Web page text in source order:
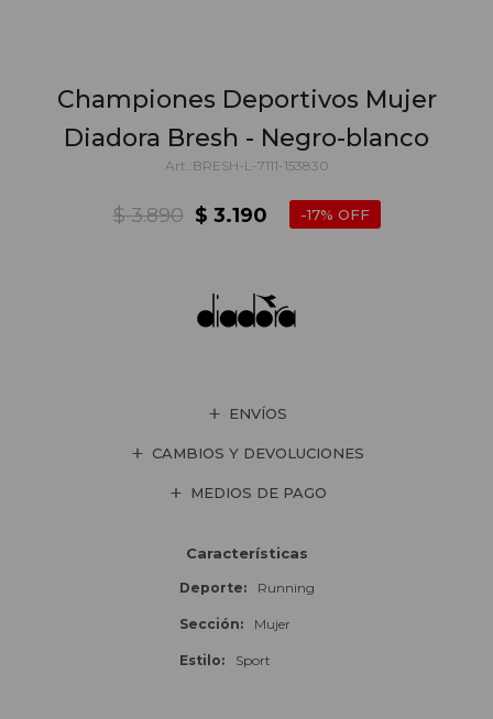
Championes Deportivos Mujer
Diadora Bresh - Negro-blanco
BRESH-L-7111-153830
$ 3.190
$ 3.890 17
ENVÍOS
CAMBIOS Y DEVOLUCIONES
MEDIOS DE PAGO
Características
Deporte Running
Sección Mujer
Estilo Sport